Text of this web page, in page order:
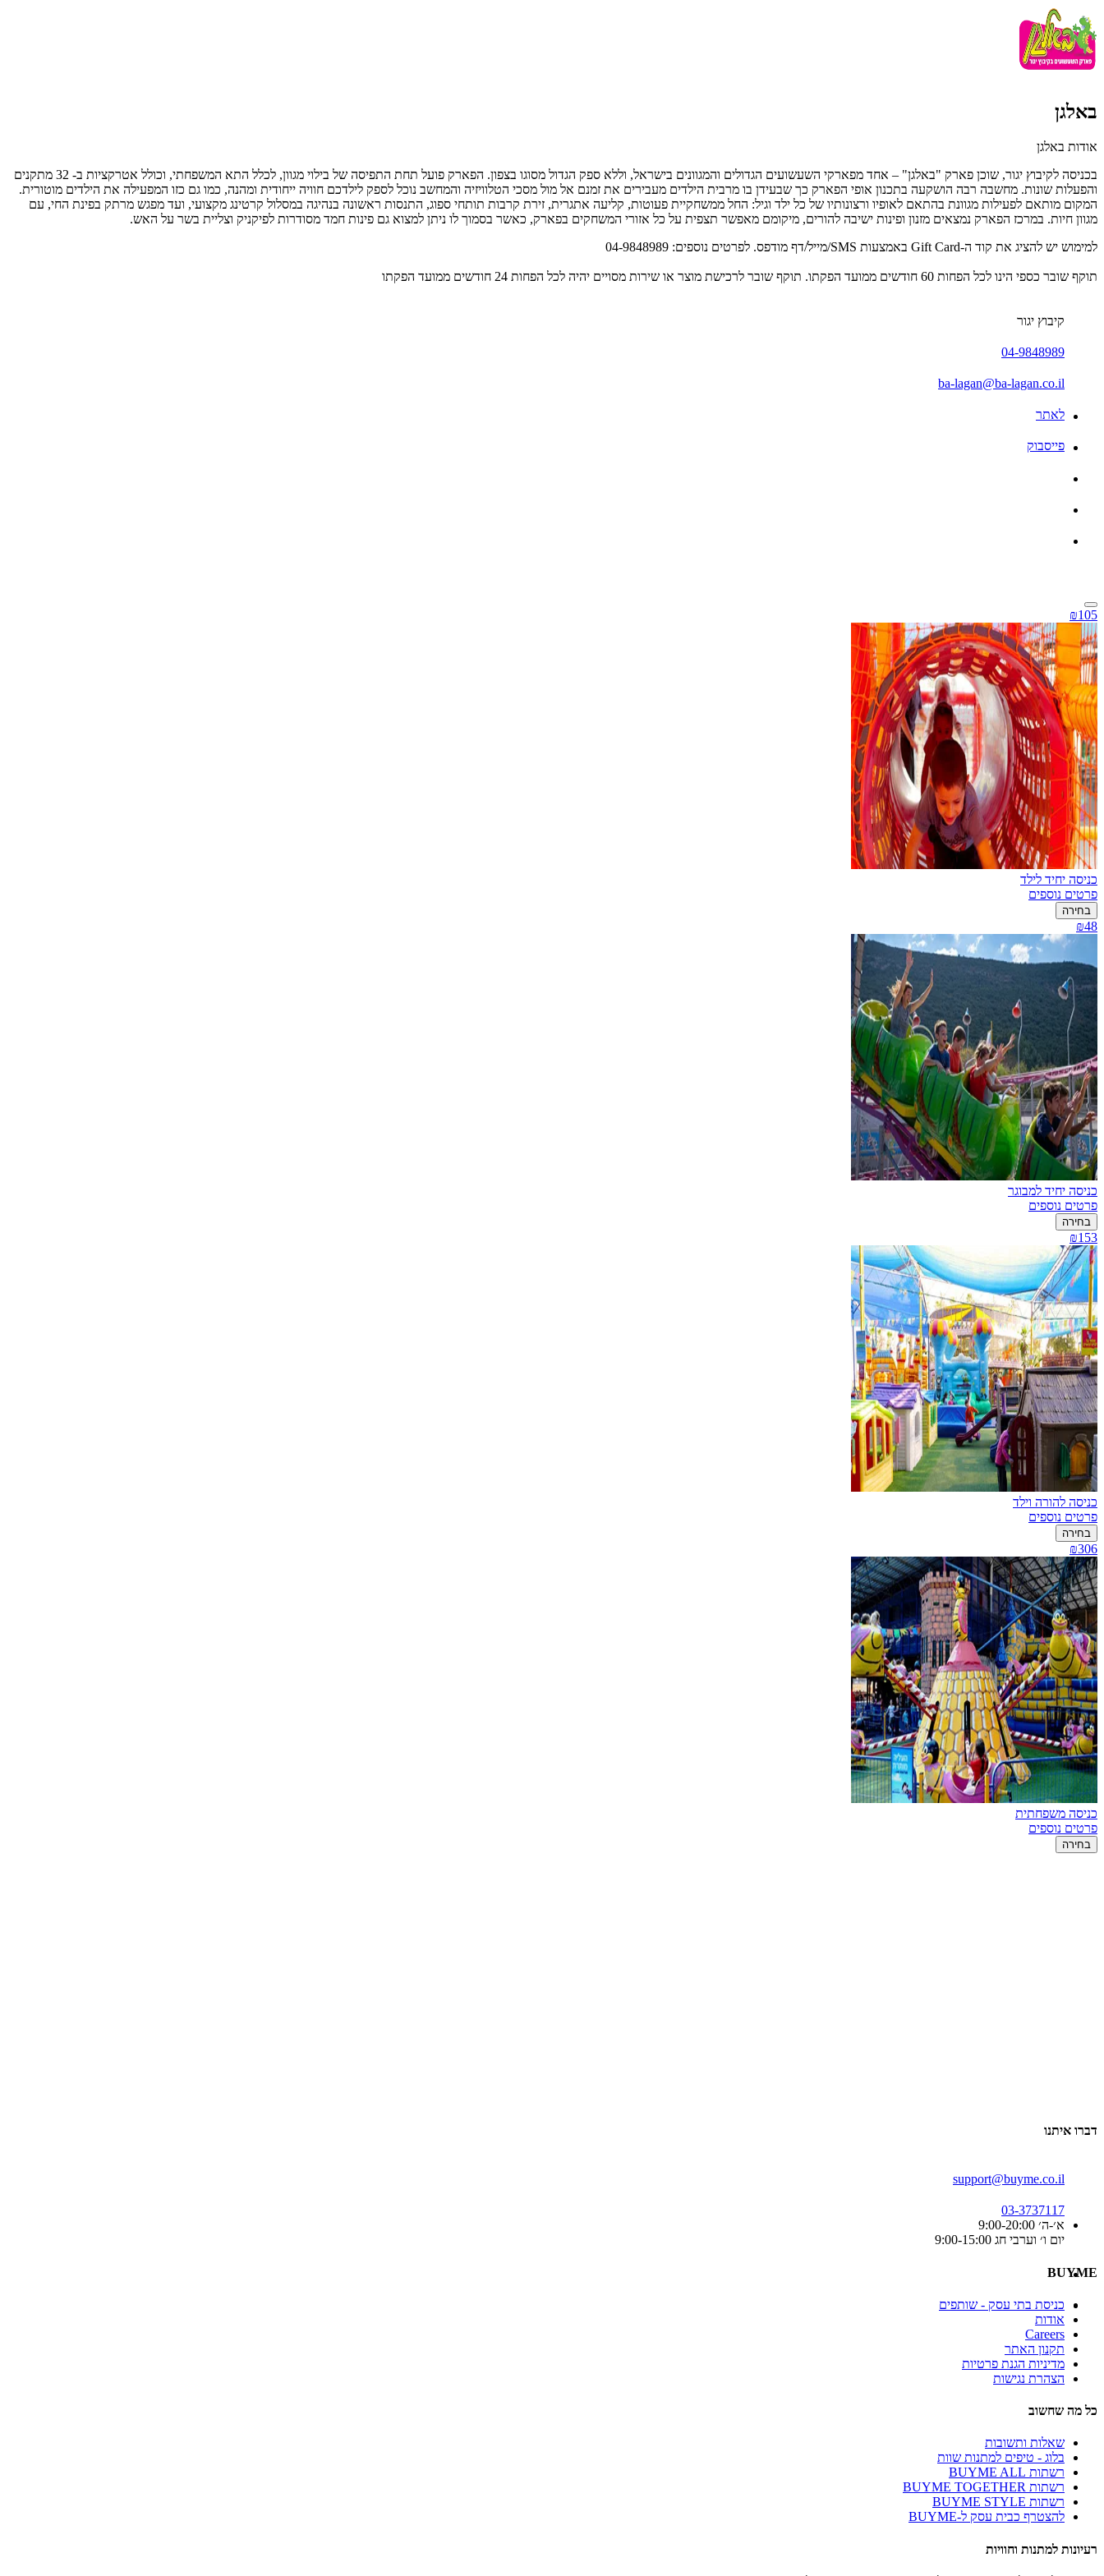
באלגן
אודות באלגן
בכניסה לקיבוץ יגור, שוכן פארק "באלגן" – אחד מפארקי השעשועים הגדולים והמגוונים בישראל, וללא ספק הגדול מסוגו בצפון. הפארק פועל תחת התפיסה של בילוי מגוון, לכלל התא המשפחתי, וכולל אטרקציות ב- 32 מתקנים
והפעלות שונות. מחשבה רבה הושקעה בתכנון אופי הפארק כך שבעידן בו מרבית הילדים מעבירים את זמנם אל מול מסכי הטלוויזיה והמחשב נוכל לספק לילדכם חוויה ייחודית ומהנה, כמו גם כזו המפעילה את הילדים מוטורית.
המקום מותאם לפעילות מגוונת בהתאם לאופיו ורצונותיו של כל ילד וגיל: החל ממשחקיית פעוטות, קליעה אתגרית, זירת קרבות תותחי ספוג, התנסות ראשונה בנהיגה במסלול קרטינג מקצועי, ועד מפגש מרתק בפינת החי, עם
מגוון חיות. במרכז הפארק נמצאים מזנון ופינות ישיבה להורים, מיקומם מאפשר תצפית על כל אזורי המשחקים בפארק, כאשר בסמוך לו ניתן למצוא גם פינות חמד מסודרות לפיקניק וצליית בשר על האש.
למימוש יש להציג את קוד ה-Gift Card באמצעות SMS/מייל/דף מודפס. לפרטים נוספים: 04-9848989
תוקף שובר כספי הינו לכל הפחות 60 חודשים ממועד הפקתו. תוקף שובר לרכישת מוצר או שירות מסויים יהיה לכל הפחות 24 חודשים ממועד הפקתו
קיבוץ יגור
04-9848989
ba-lagan@ba-lagan.co.il
לאתר
פייסבוק
₪105
כניסה יחיד לילד
פרטים נוספים
בחירה
₪48
כניסה יחיד למבוגר
פרטים נוספים
בחירה
₪153
כניסה להורה וילד
פרטים נוספים
בחירה
₪306
כניסה משפחתית
פרטים נוספים
בחירה
דברו איתנו
support@buyme.co.il
03-3737117
א׳-ה׳ 9:00-20:00
יום ו׳ וערבי חג 9:00-15:00
BUYME
כניסת בתי עסק - שותפים
אודות
Careers
תקנון האתר
מדיניות הגנת פרטיות
הצהרת נגישות
כל מה שחשוב
שאלות ותשובות
בלוג - טיפים למתנות שוות
רשתות BUYME ALL
רשתות BUYME TOGETHER
רשתות BUYME STYLE
להצטרף כבית עסק ל-BUYME
רעיונות למתנות וחוויות